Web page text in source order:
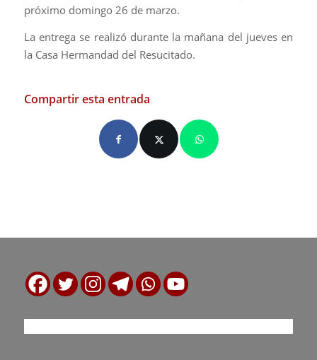
próximo domingo 26 de marzo.
La entrega se realizó durante la mañana del jueves en
la Casa Hermandad del Resucitado.
Compartir esta entrada